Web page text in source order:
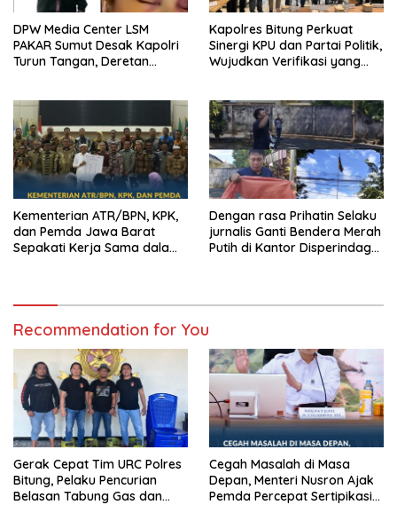
DPW Media Center LSM
PAKAR Sumut Desak Kapolri
Turun Tangan, Deretan
Gowasa Dinilai Harus Dibuka
Terang – Benderang
Kapolres Bitung Perkuat
Sinergi KPU dan Partai Politik,
Wujudkan Verifikasi yang
Kementerian ATR/BPN, KPK,
dan Pemda Jawa Barat
Sepakati Kerja Sama dalam
Dengan rasa Prihatin Selaku
jurnalis Ganti Bendera Merah
Putih di Kantor Disperindag
Recommendation for You
Gerak Cepat Tim URC Polres
Bitung, Pelaku Pencurian
Belasan Tabung Gas dan
Cegah Masalah di Masa
Depan, Menteri Nusron Ajak
Pemda Percepat Sertipikasi